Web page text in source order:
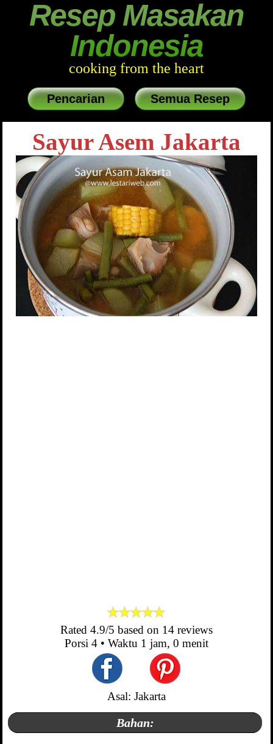
Resep Masakan
Indonesia
cooking from the heart
Pencarian Semua Resep
Sayur Asem Jakarta
Rated 4.9/5 based on 14reviews
Porsi 4• Waktu 1 jam, 0 menit
Asal: Jakarta
Bahan: